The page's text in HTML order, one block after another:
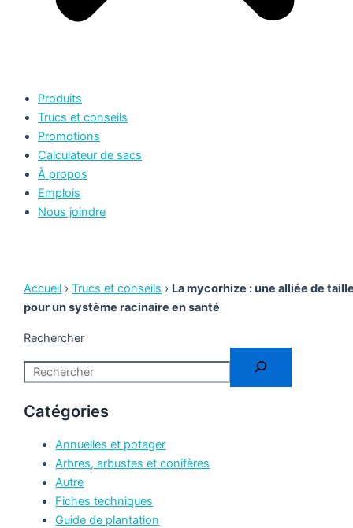
Produits
Trucs et conseils
Promotions
Calculateur de sacs
À propos
Emplois
Nous joindre
Accueil ›Trucs et conseils › La mycorhize : une alliée de
pour un système racinaire en santé
Rechercher
Catégories
Annuelles et potager
Arbres, arbustes et conifères
Autre
Fiches techniques
Guide de plantation